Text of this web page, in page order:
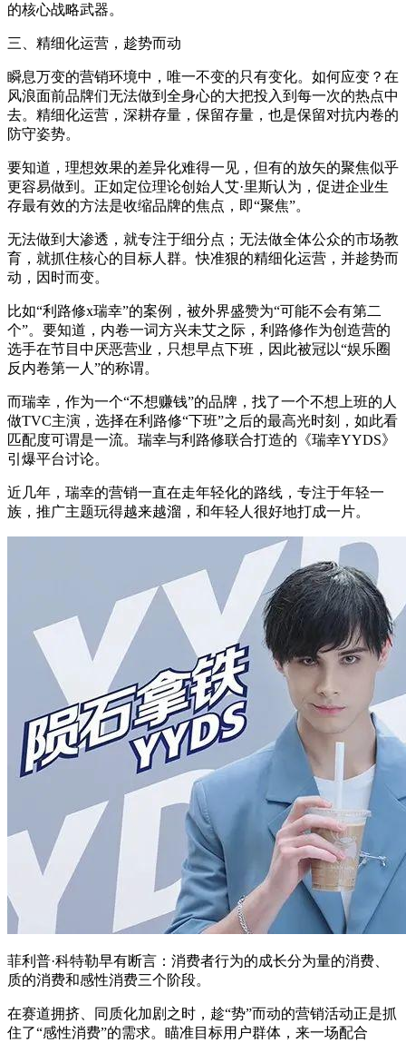
的核心战略武器。
三、精细化运营，趁势而动
瞬息万变的营销环境中，唯一不变的只有变化。如何应变？在
风浪面前品牌们无法做到全身心的大把投入到每一次的热点中
去。精细化运营，深耕存量，保留存量，也是保留对抗内卷的
防守姿势。
要知道，理想效果的差异化难得一见，但有的放矢的聚焦似乎
更容易做到。正如定位理论创始人艾·里斯认为，促进企业生
存最有效的方法是收缩品牌的焦点，即“聚焦”。
无法做到大渗透，就专注于细分点；无法做全体公众的市场教
育，就抓住核心的目标人群。快准狠的精细化运营，并趁势而
动，因时而变。
比如“利路修x瑞幸”的案例，被外界盛赞为“可能不会有第二
个”。要知道，内卷一词方兴未艾之际，利路修作为创造营的
选手在节目中厌恶营业，只想早点下班，因此被冠以“娱乐圈
反内卷第一人”的称谓。
而瑞幸，作为一个“不想赚钱”的品牌，找了一个不想上班的人
做TVC主演，选择在利路修“下班”之后的最高光时刻，如此看
匹配度可谓是一流。瑞幸与利路修联合打造的《瑞幸YYDS》
引爆平台讨论。
近几年，瑞幸的营销一直在走年轻化的路线，专注于年轻一
族，推广主题玩得越来越溜，和年轻人很好地打成一片。
菲利普·科特勒早有断言：消费者行为的成长分为量的消费、
质的消费和感性消费三个阶段。
在赛道拥挤、同质化加剧之时，趁“势”而动的营销活动正是抓
住了“感性消费”的需求。瞄准目标用户群体，来一场配合